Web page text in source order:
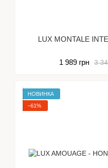
LUX MONTALE
3
1 989 грн
НОВИНКА
−61%